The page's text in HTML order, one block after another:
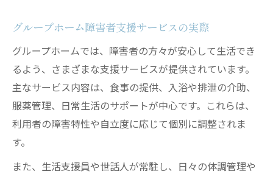
グループホーム障害者支援サービスの実際
グループホームでは、障害者の方々が安心して生活でき
るよう、さまざまな支援サービスが提供されています。
主なサービス内容は、食事の提供、入浴や排泄の介助、
服薬管理、日常生活のサポートが中心です。これらは、
利用者の障害特性や自立度に応じて個別に調整されま
す。
また、生活支援員や世話人が常駐し、日々の体調管理や